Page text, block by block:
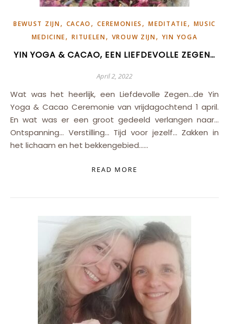
BEWUST ZIJN, CACAO ,CEREMONIES ,MEDITATIE, MUSIC
MEDICINE,RITUELEN, VROUW ZIJN, YIN YOGA
YIN YOGA & CACAO, EEN LIEFDEVOLLE ZEGEN…
April 2, 2022
Wat was het heerlijk, een Liefdevolle Zegen…de Yin
Yoga & Cacao Ceremonie van vrijdagochtend 1 april.
En wat was er een groot gedeeld verlangen naar…
Ontspanning… Verstilling… Tijd voor jezelf… Zakken in
het lichaam en het bekkengebied……
READ MORE